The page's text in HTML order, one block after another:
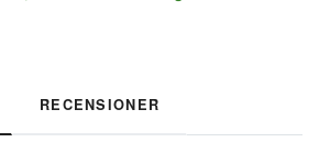
RECENSIONER